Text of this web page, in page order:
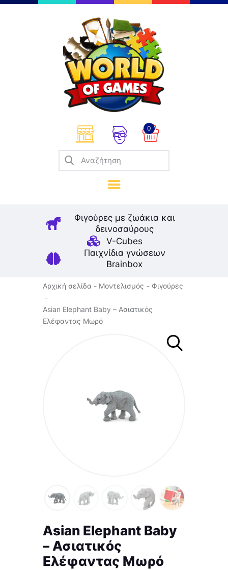
0
Φιγούρες με ζωάκια και
δεινοσαύρους
V-Cubes
Παιχνίδια γνώσεων
Brainbox
Επιτραπέζια
Παζλ
Παιχνίδια Καρτών
Σπαζοκεφαλιές
Κατασκευές
Καλλιτεχνικά
Μοντελισμός
Βιβλία
Παιχνίδια Ρόλων
Αρχική σελίδα Μοντελισμός Φιγούρες
Asian Elephant Baby – Ασιατικός
Ελέφαντας Μωρό
Asian Elephant Baby
– Ασιατικός
Ελέφαντας Μωρό